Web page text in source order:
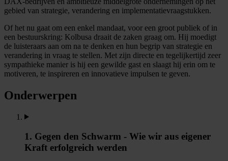
gebied van strategie, verandering en implementatievraagstukken.
Of het nu gaat om een enkel mandaat, voor een groot publiek of in
een bestuurskring: Kolbusa draait de zaken graag om. Hij moedigt
de luisteraars aan om na te denken en hun begrip van strategie en
verandering in vraag te stellen. Met zijn directe en tegelijkertijd zeer
sympathieke manier is hij een gewilde gast en slaagt hij erin om te
motiveren, te inspireren en innovatieve impulsen te geven.
Onderwerpen
1. Gegen den Schwarm - Wie wir aus eigener
Kraft erfolgreich werden